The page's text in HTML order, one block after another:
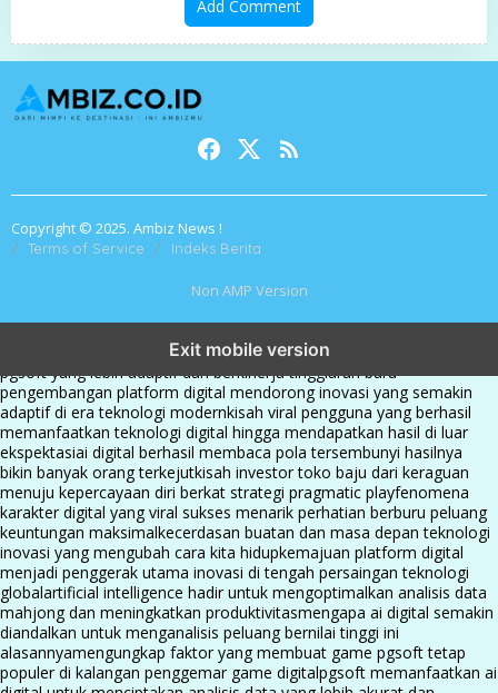
Add Comment
Copyright © 2025. Ambiz News !
Terms of Service Indeks Berita
Non AMP Version
Exit mobile version
menghadirkan inovasi berkualitasai digital menjadi kunci analisis data
pgsoft yang lebih adaptif dan berkinerja tinggiarah baru
pengembangan platform digital mendorong inovasi yang semakin
adaptif di era teknologi modernkisah viral pengguna yang berhasil
memanfaatkan teknologi digital hingga mendapatkan hasil di luar
ekspektasiai digital berhasil membaca pola tersembunyi hasilnya
bikin banyak orang terkejutkisah investor toko baju dari keraguan
menuju kepercayaan diri berkat strategi pragmatic playfenomena
karakter digital yang viral sukses menarik perhatian berburu peluang
keuntungan maksimalkecerdasan buatan dan masa depan teknologi
inovasi yang mengubah cara kita hidupkemajuan platform digital
menjadi penggerak utama inovasi di tengah persaingan teknologi
globalartificial intelligence hadir untuk mengoptimalkan analisis data
mahjong dan meningkatkan produktivitasmengapa ai digital semakin
diandalkan untuk menganalisis peluang bernilai tinggi ini
alasannyamengungkap faktor yang membuat game pgsoft tetap
populer di kalangan penggemar game digitalpgsoft memanfaatkan ai